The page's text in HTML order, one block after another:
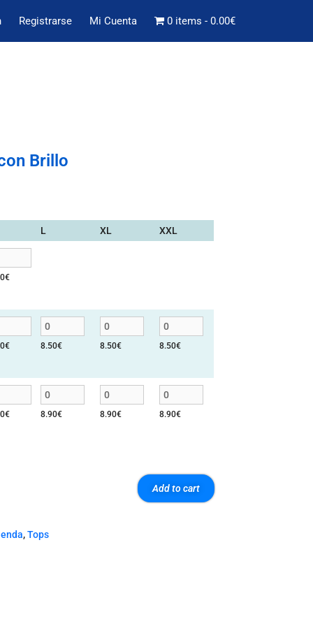
Registrarse Mi Cuenta 0 items 0.00€
Brillo
L XL XXL
€
€ 8.50€ 8.50€ 8.50€
€ 8.90€ 8.90€ 8.90€
Add to cart
,Tops